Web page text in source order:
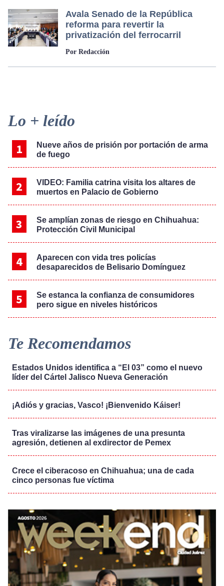
Avala Senado de la República
reforma para revertir la
privatización del ferrocarril
Por Redacción
Primary
Sidebar
Lo + leído
Nueve años de prisión por portación de arma
de fuego
VIDEO: Familia catrina visita los altares de
muertos en Palacio de Gobierno
Se amplían zonas de riesgo en Chihuahua:
Protección Civil Municipal
Aparecen con vida tres policías
desaparecidos de Belisario Domínguez
Se estanca la confianza de consumidores
pero sigue en niveles históricos
Te Recomendamos
Estados Unidos identifica a “El 03” como el nuevo
líder del Cártel Jalisco Nueva Generación
¡Adiós y gracias, Vasco! ¡Bienvenido Káiser!
Tras viralizarse las imágenes de una presunta
agresión, detienen al exdirector de Pemex
Crece el ciberacoso en Chihuahua; una de cada
cinco personas fue víctima